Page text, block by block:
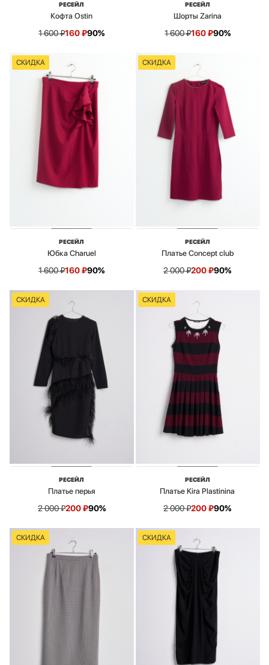
РЕСЕЙЛ
Кофта Ostin
1 600₽160₽90%
РЕСЕЙЛ
Шорты Zarina
1 600₽160₽90%
СКИДКА
РЕСЕЙЛ
Юбка Charuel
1 600₽160₽90%
СКИДКА
РЕСЕЙЛ
Платье Concept club
2 000₽200₽90%
СКИДКА
РЕСЕЙЛ
Платье перья
2 000₽200₽90%
СКИДКА
РЕСЕЙЛ
Платье Kira Plastinina
2 000₽200₽90%
СКИДКА СКИДКА